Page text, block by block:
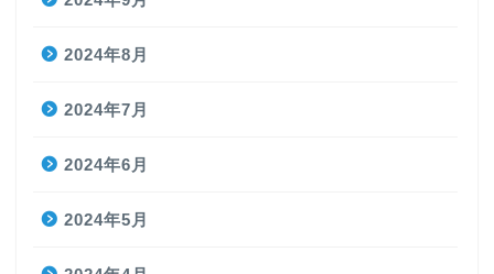
2024年8月
2024年7月
2024年6月
2024年5月